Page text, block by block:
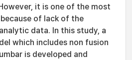
it is one of the most
of lack of the
data. In this study, a
which includes non fusion
is developed and